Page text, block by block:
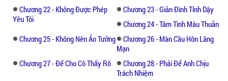
"Phương tiên sinh, chờ ngày anh nhận ra
Chương 22 - Không Được Phép
Yêu Tôi
Chương 23 - Giản Đình Tỉnh Dậy
Chương 24 - Tâm Tình Mâu Thuẫn
Chương 25 - Không Nên Ảo Tưởng
Chương 26 - Màn Cầu Hôn Lãng
Mạn
Chương 27 - Để Cho Cô Thấy Rõ
Chương 28 - Phải Để Anh Chịu
Trách Nhiệm